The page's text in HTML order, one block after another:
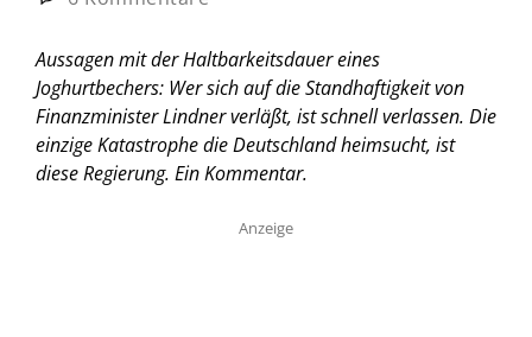
Aussagen mit der Haltbarkeitsdauer eines
Joghurtbechers: Wer sich auf die Standhaftigkeit von
Finanzminister Lindner verläßt, ist schnell verlassen. Die
einzige Katastrophe die Deutschland heimsucht, ist
diese Regierung. Ein Kommentar.
Anzeige